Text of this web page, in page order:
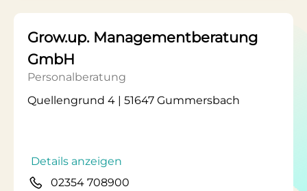
Grow.up. Managementberatung
GmbH
Personalberatung
Quellengrund 4 | 51647 Gummersbach
Details anzeigen
02354 708900